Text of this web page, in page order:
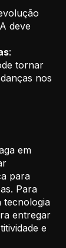
deve
:
tornar
nos
em
para
Para
tecnologia
entregar
e